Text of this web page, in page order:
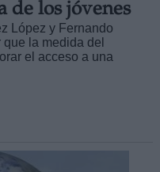
de los jóvenes
López y Fernando
la medida del
el acceso a una